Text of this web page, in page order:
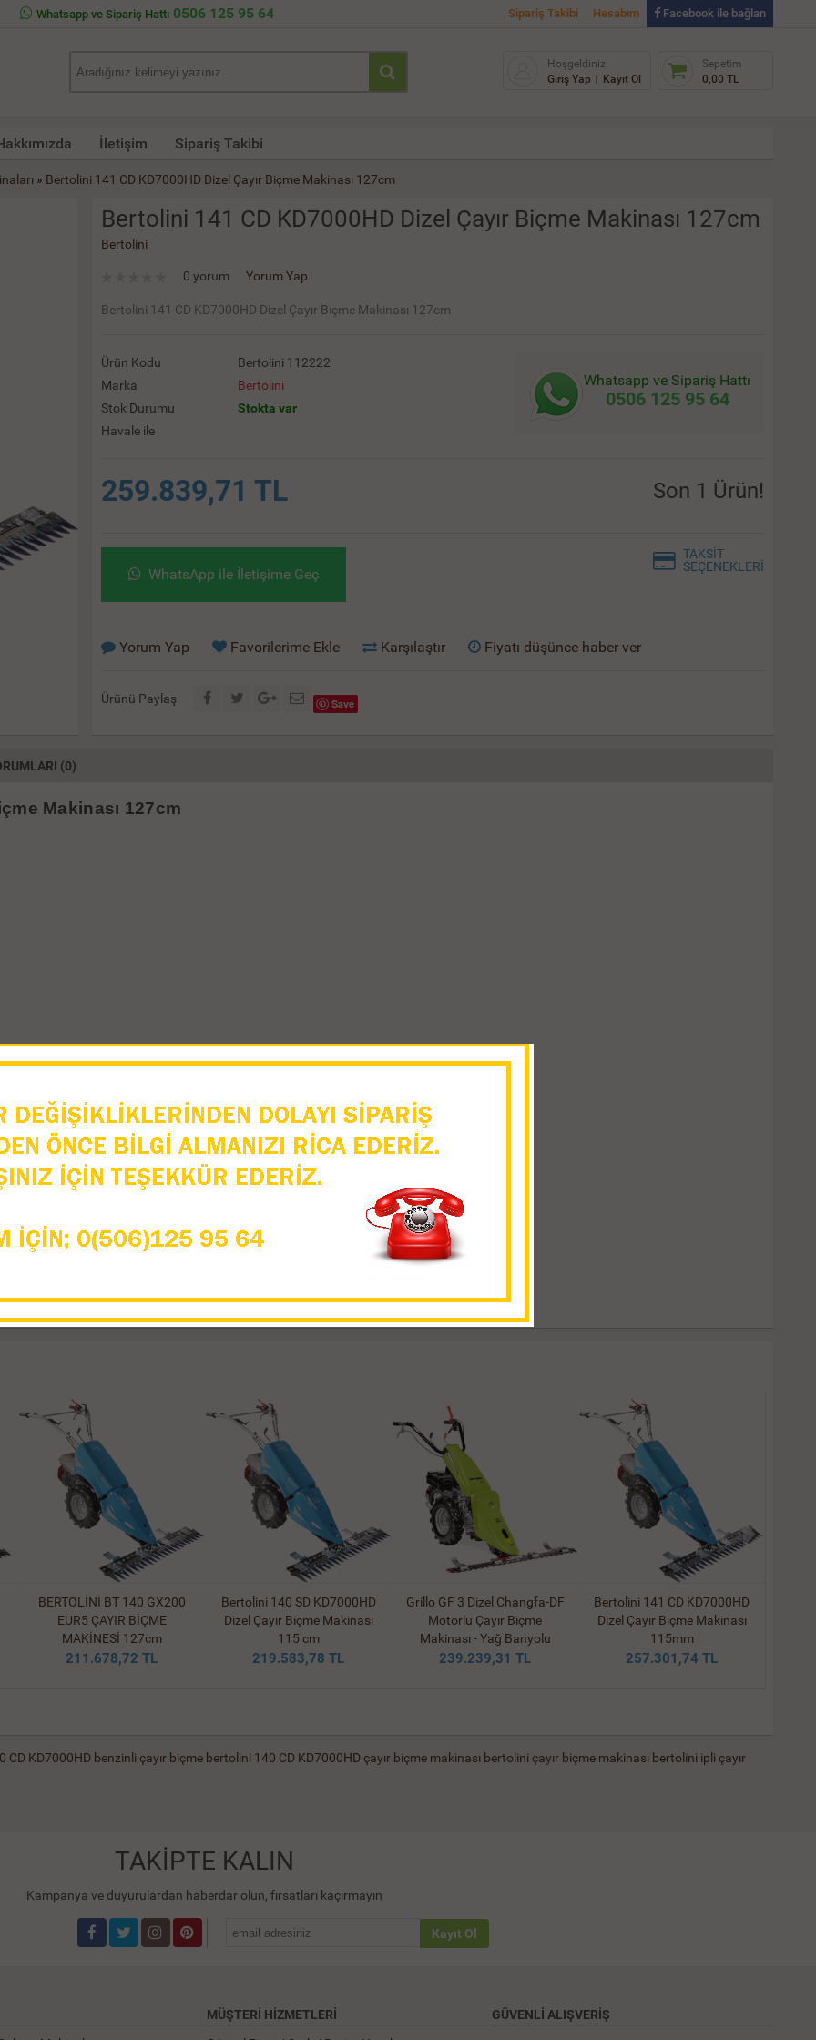
Whatsapp ve Sipariş Hattı 0506 125 95 64 Sipariş Takibi Hesabım Facebook ile bağlan
Sepetim
0,00 TL
Hoşgeldiniz
Giriş Yap
Kayıt Ol
İletişim Sipariş Takibi
» Bertolini 141 CD KD7000HD Dizel Çayır Biçme Makinası 127cm
Bertolini 141 CD KD7000HD Dizel Çayır Biçme Makinası 127cm
Bertolini
0 yorum Yorum Yap
Bertolini 141 CD KD7000HD Dizel Çayır Biçme Makinası 127cm
Ürün Kodu
Bertolini 112222
Marka
Bertolini
Stok Durumu
Stokta var
Havale ile
Whatsapp ve Sipariş Hattı
0506 125 95 64
259.839,71 TL Son 1 Ürün!
WhatsApp ile İletişime Geç
TAKSİT
SEÇENEKLERİ
Yorum Yap Favorilerime Ekle Karşılaştır Fiyatı düşünce haber ver
Ürünü Paylaş Save
(0)
Makinası 127cm
BERTOLİNİ BT 140 GX200
EUR5 ÇAYIR BİÇME
MAKİNESİ 127cm
211.678,72 TL
Bertolini 140 SD KD7000HD
Dizel Çayır Biçme Makinası
115 cm
219.583,78 TL
Grillo GF 3 Dizel Changfa-DF
Motorlu Çayır Biçme
Makinası - Yağ Banyolu
239.239,31 TL
Bertolini 141 CD KD7000HD
Dizel Çayır Biçme Makinası
115mm
257.301,74 TL
CD KD7000HD benzinli çayır biçme bertolini 140 CD KD7000HD çayır biçme makinası bertolini çayır biçme makinası bertolini ipli çayır
TAKİPTE KALIN
Kampanya ve duyurulardan haberdar olun, fırsatları kaçırmayın
Kayıt Ol
MÜŞTERI HIZMETLERI
GÜVENLİ ALIŞVERİŞ